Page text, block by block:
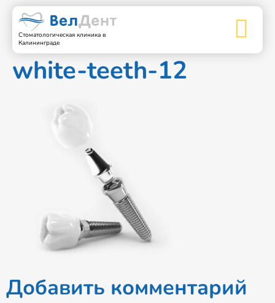
Стоматологическая клиника в
Калининграде
white-teeth-12
Добавить комментарий